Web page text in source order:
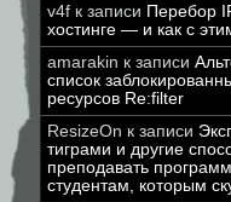
v4f к записи Перебор
хостинге — и как с
amarakin к записи
список
ресурсов Re:filter
ResizeOn к записи
тиграми и другие
преподавать
студентам, которым